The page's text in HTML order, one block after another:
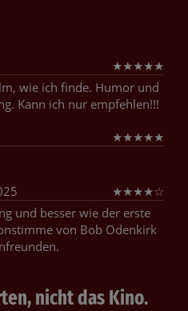
★★★★★
wie ich finde. Humor und
Kann ich nur empfehlen!!!
★★★★★
★★★★☆
und besser wie der erste
von Bob Odenkirk
nicht das Kino.